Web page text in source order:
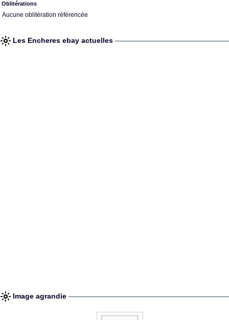
Oblitérations
Aucune oblitération référencée
Les Encheres ebay actuelles
Image agrandie